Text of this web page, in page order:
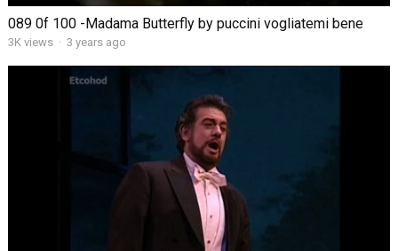
089 0f 100 -Madama Butterfly by puccini vogliatemi bene
3K views · 3 years ago